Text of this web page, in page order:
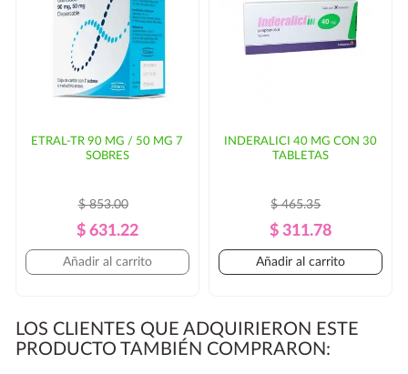
ETRAL-TR 90 MG / 50 MG 7
SOBRES
Precio
Regular
$ 853.00
Precio
$ 631.22
Añadir al carrito
INDERALICI 40 MG CON 30
TABLETAS
Precio
Regular
$ 465.35
Precio
$ 311.78
Añadir al carrito
LOS CLIENTES QUE ADQUIRIERON ESTE
PRODUCTO TAMBIÉN COMPRARON: